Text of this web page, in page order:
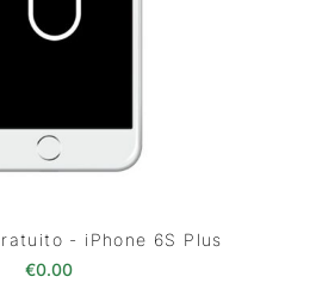
- iPhone 6S Plus
€0.00